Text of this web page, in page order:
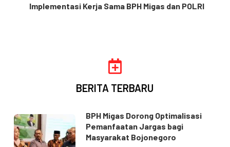
Implementasi Kerja Sama BPH Migas dan POLRI
BERITA TERBARU
BPH Migas Dorong Optimalisasi
Pemanfaatan Jargas bagi
Masyarakat Bojonegoro